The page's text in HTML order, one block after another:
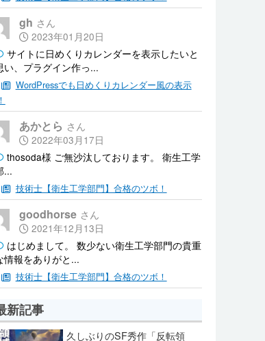
gh
2023年01月20日
サイトに日めくりカレンダーを表示したいと
い、プラグイン作っ...
WordPressでも日めくりカレンダー風の表示
あかとら
2022年03月17日
thosoda様 ご無沙汰しております。 衛生工学
...
技術士【衛生工学部門】合格のツボ！
goodhorse
2021年12月13日
はじめまして。 数少ない衛生工学部門の貴重
情報をありがと...
技術士【衛生工学部門】合格のツボ！
新記事
久しぶりのSF秀作「反転領